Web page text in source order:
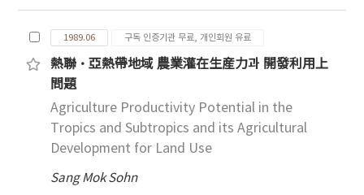
1989.06 구독 인증기관 무료, 개인회원 유료
熱聯·亞熱帶地域 農業灌在生産力과 開發利用上
問題
Agriculture Productivity Potential in the
Tropics and Subtropics and its Agricultural
Development for Land Use
Sang Mok Sohn